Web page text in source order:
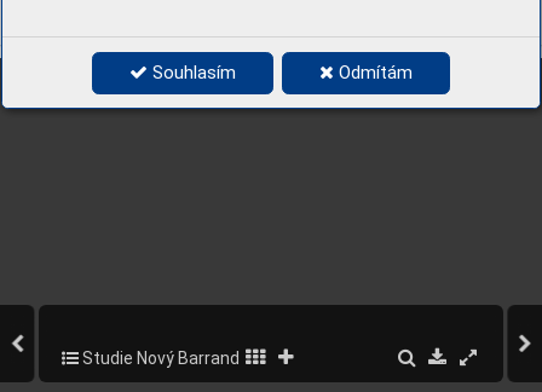
Souhlasím Odmítám
Studie Nový Barrandov 2020